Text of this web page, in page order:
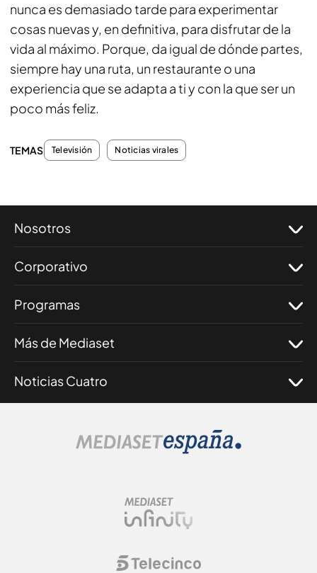
nunca es demasiado tarde para experimentar
cosas nuevas y, en definitiva, para disfrutar de la
vida al máximo. Porque, da igual de dónde partes,
siempre hay una ruta, un restaurante o una
experiencia que se adapta a ti y con la que ser un
poco más feliz.
TEMAS Televisión Noticias virales
Nosotros
Corporativo
Programas
Más de Mediaset
Noticias Cuatro